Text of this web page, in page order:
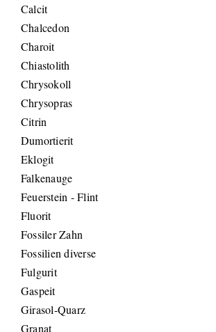
Calcit
Chalcedon
Charoit
Chiastolith
Chrysokoll
Chrysopras
Citrin
Dumortierit
Eklogit
Falkenauge
Feuerstein - Flint
Fluorit
Fossiler Zahn
Fossilien diverse
Fulgurit
Gaspeit
Girasol-Quarz
Granat